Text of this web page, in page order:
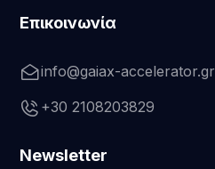
Επικοινωνία
info@gaiax-accelerator.gr
+30 2108203829
Newsletter